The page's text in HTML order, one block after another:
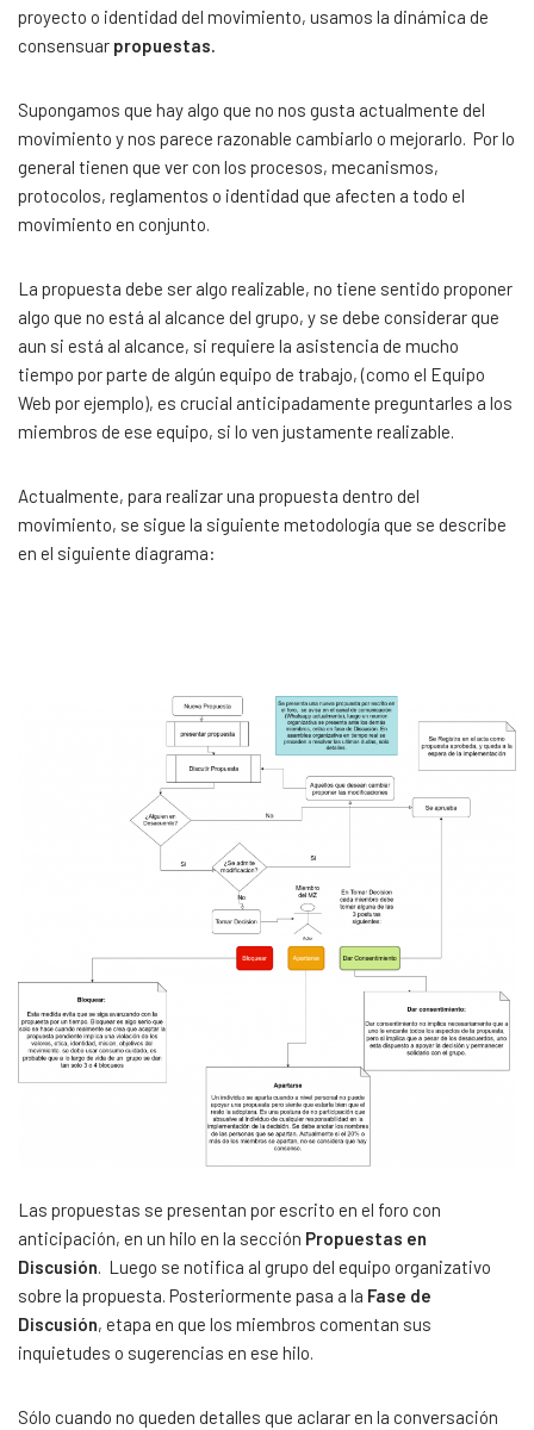
proyecto o identidad del movimiento, usamos la dinámica de
consensuar propuestas.
Supongamos que hay algo que no nos gusta actualmente del
movimiento y nos parece razonable cambiarlo o mejorarlo. Por lo
general tienen que ver con los procesos, mecanismos,
protocolos, reglamentos o identidad que afecten a todo el
movimiento en conjunto.
La propuesta debe ser algo realizable, no tiene sentido proponer
algo que no está al alcance del grupo, y se debe considerar que
aun si está al alcance, si requiere la asistencia de mucho
tiempo por parte de algún equipo de trabajo, (como el Equipo
Web por ejemplo), es crucial anticipadamente preguntarles a los
miembros de ese equipo, si lo ven justamente realizable.
Actualmente, para realizar una propuesta dentro del
movimiento, se sigue la siguiente metodología que se describe
en el siguiente diagrama:
Las propuestas se presentan por escrito en el foro con
anticipación, en un hilo en la sección Propuestas en
Discusión. Luego se notifica al grupo del equipo organizativo
sobre la propuesta. Posteriormente pasa a la Fase de
Discusión, etapa en que los miembros comentan sus
inquietudes o sugerencias en ese hilo.
Sólo cuando no queden detalles que aclarar en la conversación